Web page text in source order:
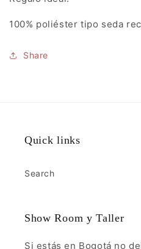
100% poliéster tipo seda
Share
Quick links
Search
Show Room y Taller
Si estás en Bogotá no